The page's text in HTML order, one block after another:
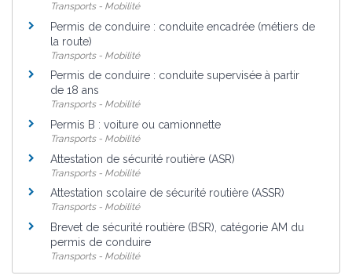
Transports - Mobilité
Permis de conduire : conduite encadrée (métiers de
la route)
Transports - Mobilité
Permis de conduire : conduite supervisée à partir
de 18 ans
Transports - Mobilité
Permis B : voiture ou camionnette
Transports - Mobilité
Attestation de sécurité routière (ASR)
Transports - Mobilité
Attestation scolaire de sécurité routière (ASSR)
Transports - Mobilité
Brevet de sécurité routière (BSR), catégorie AM du
permis de conduire
Transports - Mobilité